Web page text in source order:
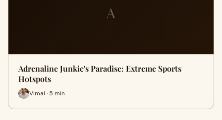
A
Adrenaline Junkie's Paradise: Extreme Sports
Hotspots
Vimal · 5 min